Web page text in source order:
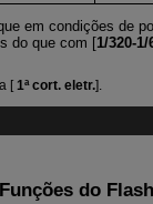
em condições de
do que com [1/320-
[ 1ª cort. eletr.].
do Flash